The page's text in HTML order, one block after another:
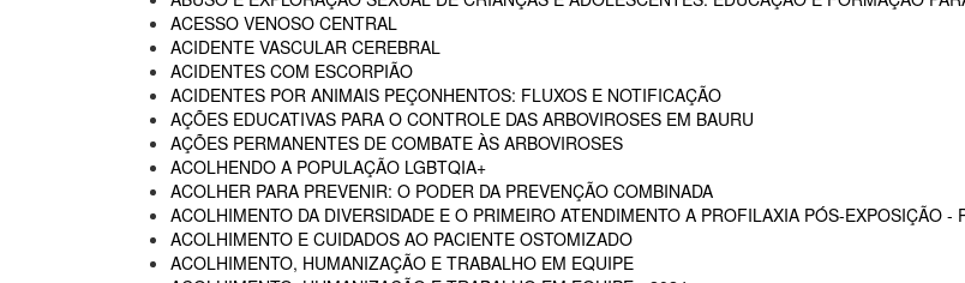
ACESSO VENOSO CENTRAL
ACIDENTE VASCULAR CEREBRAL
ACIDENTES COM ESCORPIÃO
ACIDENTES POR ANIMAIS PEÇONHENTOS: FLUXOS E NOTIFICAÇÃO
AÇÕES EDUCATIVAS PARA O CONTROLE DAS ARBOVIROSES EM BAURU
AÇÕES PERMANENTES DE COMBATE ÀS ARBOVIROSES
ACOLHENDO A POPULAÇÃO LGBTQIA+
ACOLHER PARA PREVENIR: O PODER DA PREVENÇÃO COMBINADA
ACOLHIMENTO DA DIVERSIDADE E O PRIMEIRO ATENDIMENTO A PROFILAXIA PÓS-EXPOSIÇÃO -
ACOLHIMENTO E CUIDADOS AO PACIENTE OSTOMIZADO
ACOLHIMENTO, HUMANIZAÇÃO E TRABALHO EM EQUIPE